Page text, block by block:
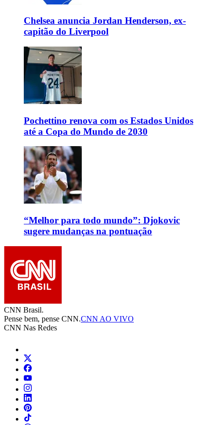
Chelsea anuncia Jordan Henderson, ex-
capitão do Liverpool
Pochettino renova com os Estados Unidos
até a Copa do Mundo de 2030
“Melhor para todo mundo”: Djokovic
sugere mudanças na pontuação
CNN Brasil.
Pense bem, pense CNN.CNN AO VIVO
CNN Nas Redes